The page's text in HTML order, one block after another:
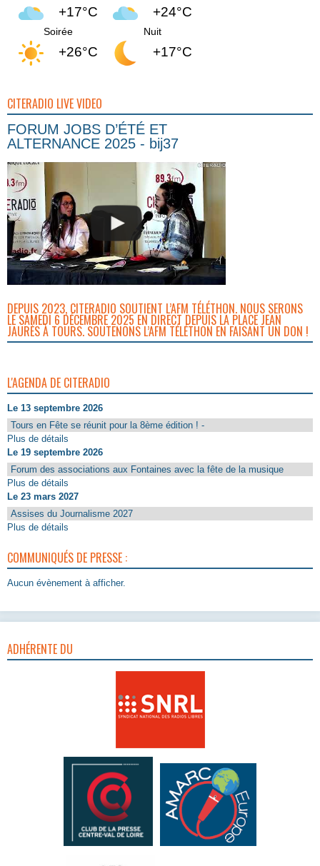
+17°C +24°C
Soirée
+26°C
Nuit
+17°C
CITERADIO LIVE VIDEO
FORUM JOBS D’ÉTÉ ET
ALTERNANCE 2025 - bij37
DEPUIS 2023, CITERADIO SOUTIENT L’AFM TÉLÉTHON. NOUS SERONS
LE SAMEDI 6 DÉCEMBRE 2025 EN DIRECT DEPUIS LA PLACE JEAN
JAURÈS À TOURS. SOUTENONS L’AFM TÉLÉTHON EN FAISANT UN DON !
L'AGENDA DE CITERADIO
Le 13 septembre 2026
Tours en Fête se réunit pour la 8ème édition ! -
Plus de détails
Le 19 septembre 2026
Forum des associations aux Fontaines avec la fête de la musique
Plus de détails
Le 23 mars 2027
Assises du Journalisme 2027
Plus de détails
COMMUNIQUÉS DE PRESSE :
Aucun évènement à afficher.
ADHÉRENTE DU